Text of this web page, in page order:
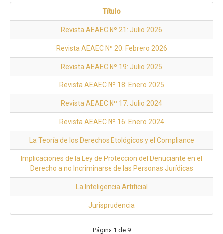
Noticias
Decálogo Etico AEAEC
Título
Revista AEAEC Nº 21: Julio 2026
Revista AEAEC Nº 20: Febrero 2026
Revista AEAEC Nº 19: Julio 2025
Revista AEAEC Nº 18: Enero 2025
Revista AEAEC Nº 17: Julio 2024
Revista AEAEC Nº 16: Enero 2024
La Teoría de los Derechos Etológicos y el Compliance
Implicaciones de la Ley de Protección del Denuciante en el
Derecho a no Incriminarse de las Personas Jurídicas
La Inteligencia Artificial
Jurisprudencia
Página 1 de 9